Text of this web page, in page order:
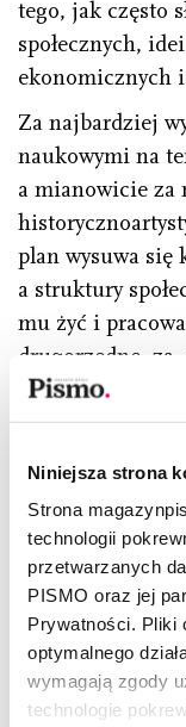
Niniejsza strona
Strona
technologii
przetwarzanych
PISMO oraz jej
Prywatności. Pliki
optymalnego
wymagają zgody
technologie
tego, jak często
społecznych,
ekonomicznych
Za najbardziej
naukowymi na
a mianowicie za
plan wysuwa się
a struktury
mu żyć i
drugorzędne, za
jako tajemniczej
koncepcja
W takim ujęciu
w sztuce można
kobiety miały w
artystycznego
objawił. Tak się
kobiety nie
Giotto, prosty
napadami